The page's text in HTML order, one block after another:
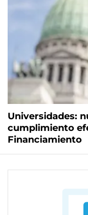
Universidades:
cumplimiento
Financiamiento